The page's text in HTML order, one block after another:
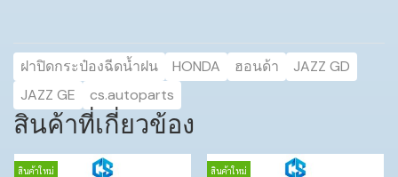
ฝาปิดกระป๋องฉีดน้ำฝน HONDA ฮอนด้า
JAZZ GD
JAZZ GE
cs.autoparts
สินค้าที่เกี่ยวข้อง
สินค้าใหม่ สินค้าใหม่